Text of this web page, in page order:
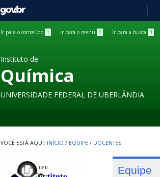
GOVBR
Ir para o conteúdo 1 Ir para o menu 2 Ir para a busca 3
Instituto de
Química
UNIVERSIDADE FEDERAL DE UBERLÂNDIA
INÍCIO / EQUIPE / DOCENTES
Equipe